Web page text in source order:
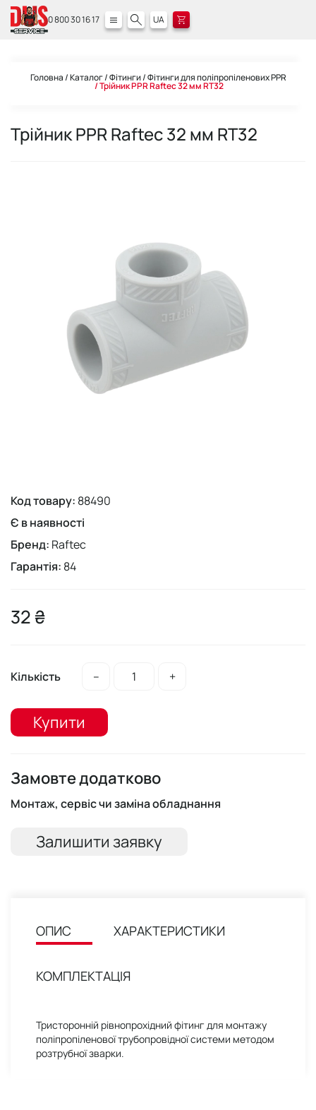
0 800 30 16 17 UA
Головна Каталог Фітинги Фітинги для поліпропіленових PPR
Трійник PPR Raftec 32 мм RT32
Трійник PPR Raftec 32 мм RT32
Код товару: 88490
Є в наявності
Бренд: Raftec
Гарантія: 84
32 ₴
Кількість – +
Купити
Замовте додатково
Монтаж, сервіс чи заміна обладнання
Залишити заявку
ОПИС ХАРАКТЕРИСТИКИ
КОМПЛЕКТАЦІЯ
Тристоронній рівнопрохідний фітинг для монтажу
поліпропіленової трубопровідної системи методом
розтрубної зварки.